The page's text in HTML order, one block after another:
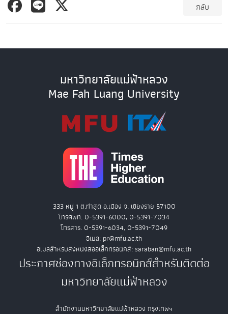
กลับ
มหาวิทยาลัยแม่ฟ้าหลวง
Mae Fah Luang University
333 หมู่ 1 ต.ท่าสุด อ.เมือง จ. เชียงราย 57100
โทรศัพท์. 0-5391-6000, 0-5391-7034
โทรสาร. 0-5391-6034, 0-5391-7049
อีเมล: pr@mfu.ac.th
อีเมลสำหรับส่งหนังสืออิเล็กทรอนิกส์: saraban@mfu.ac.th
ประกาศช่องทางอิเล็กทรอนิกส์สำหรับติดต่อ
มหาวิทยาลัยแม่ฟ้าหลวง
สำนักงานมหาวิทยาลัยแม่ฟ้าหลวง กรุงเทพฯ